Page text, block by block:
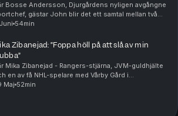
Bosse Andersson, Djurgårdens nyligen avgångne
gästar John blir det ett samtal mellan två
i flera år stått på varsin sida av
pl...
54min
Zibanejad: ”Foppa höll på att slå av min
Mika Zibanejad - Rangers-stjärna, JVM-guldhjälte
en av få NHL-spelare med Vårby Gård i
- gästar John blir det ett samtal
Maj 52min